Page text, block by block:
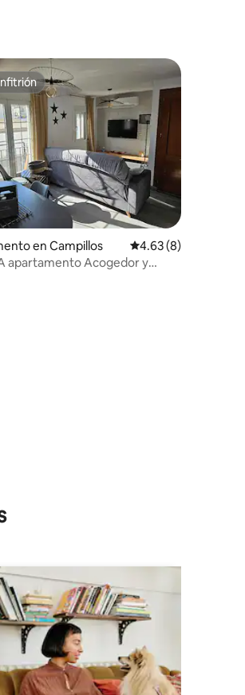
de 5, 240 reseñas
en Campillos Calificación
4.63 (8)
apartamento Acogedor y